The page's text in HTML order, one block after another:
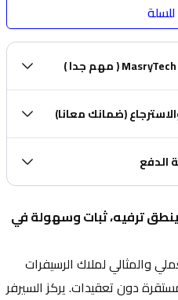
(ضمانك معانا)
الدفع
الذين يبحثون عن تجربة مشاهدة مستقرة دون تعقيدات. يركز السيرفر